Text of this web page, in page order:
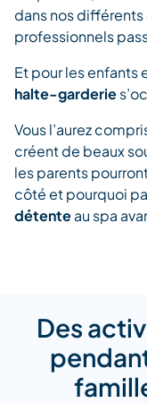
dans nos
professionnels
Et pour les enfants
halte-garderie
Vous l’aurez
créent de beaux
les parents
côté et pourquoi
détenteau spa
Des